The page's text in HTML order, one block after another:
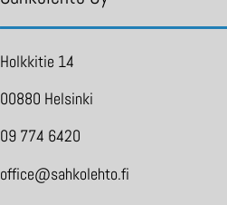
Holkkitie 14
00880 Helsinki
09 774 6420
office@sahkolehto.fi